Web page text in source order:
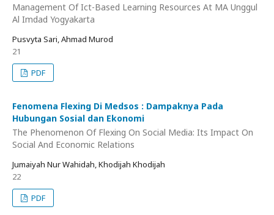
Management Of Ict-Based Learning Resources At MA Unggul
Al Imdad Yogyakarta
Pusvyta Sari, Ahmad Murod
21
PDF
Fenomena Flexing Di Medsos : Dampaknya Pada
Hubungan Sosial dan Ekonomi
The Phenomenon Of Flexing On Social Media: Its Impact On
Social And Economic Relations
Jumaiyah Nur Wahidah, Khodijah Khodijah
22
PDF